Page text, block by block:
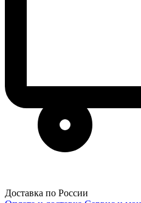
Доставка по России